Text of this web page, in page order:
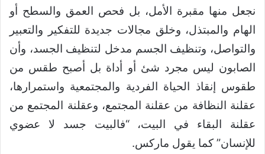
نجعل منها مقبرة الأمل، بل فحص العمق والسطح أو
الهام والمبتذل، وخلق مجالات جديدة للتفكير والتعبير
والتواصل، وتنظيف الجسم مدخل لتنظيف الجسد، وأن
الصابون ليس مجرد شئ أو أداة بل أصبح طقس من
طقوس إنقاذ الحياة الفردية والمجتمعية واستمرارها،
عقلنة النظافة من عقلنة المجتمع، وعقلنة المجتمع من
عقلنة البقاء في البيت، “فالبيت جسد لا عضوي
للإنسان” كما يقول ماركس.